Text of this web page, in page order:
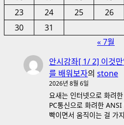
23
24 25 26
30
31
« 7월
안시강좌[ 1/ 2] 이것
를 배워보자의 stone
2026년 8월 6일
요새는 인터넷으로 화려
PC통신으로 화려한
빡이면서 움직이는 걸 가